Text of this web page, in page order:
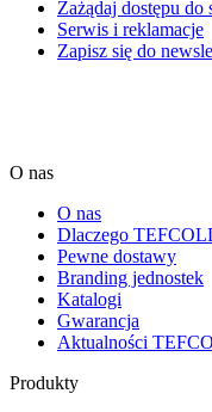
Zażądaj dostępu
Serwis i reklamacje
Zapisz się do
O nas
O nas
Dlaczego
Pewne dostawy
Branding jednostek
Katalogi
Gwarancja
Aktualności
Produkty